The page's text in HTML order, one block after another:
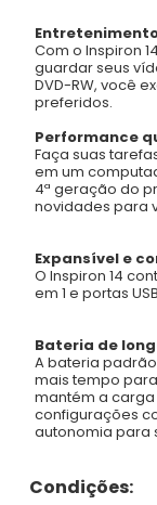
Com o Inspiron
guardar seus
DVD-RW, você
preferidos.
Performance
Faça suas
em um
4ª geração do
novidades para
Expansível e
O Inspiron 14
em 1 e portas
Bateria de
A bateria
mais tempo
mantém a
configurações
autonomia para
Condições: